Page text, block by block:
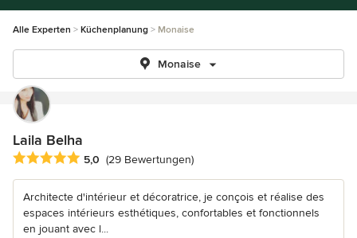
Alle Experten Küchenplanung Monaise
Monaise
Laila Belha
Durchschnittliche Bewertung: 5 von 5 Sternen
5,0 (29 Bewertungen)
Architecte d'intérieur et décoratrice, je conçois et réalise des
espaces intérieurs esthétiques, confortables et fonctionnels
en jouant avec l...